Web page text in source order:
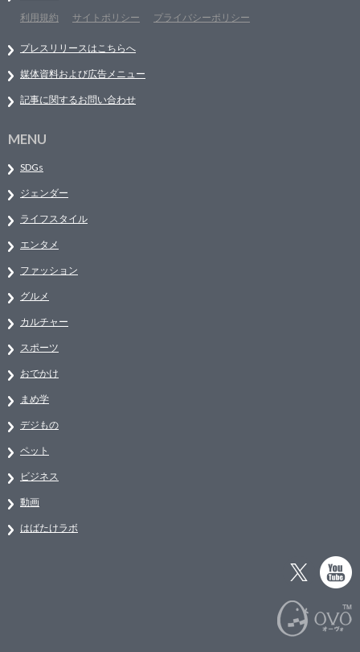
利用規約
サイトポリシー プライバシーポリシー
プレスリリースはこちらへ
媒体資料および広告メニュー
記事に関するお問い合わせ
MENU
SDGs
ジェンダー
ライフスタイル
エンタメ
ファッション
グルメ
カルチャー
スポーツ
おでかけ
まめ学
デジもの
ペット
ビジネス
動画
はばたけラボ